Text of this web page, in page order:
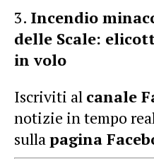
Incendio
delle Scale:
in volo
Iscriviti al canale
notizie in tempo
sullapagina